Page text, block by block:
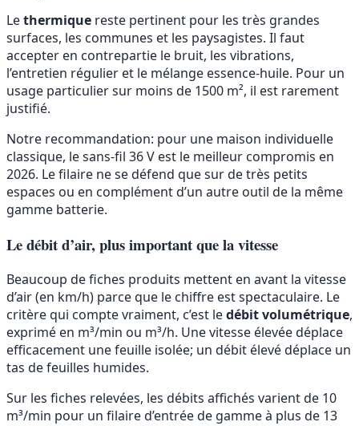
Lethermique reste pertinent pour les très grandes
surfaces, les communes et les paysagistes. Il faut
accepter en contrepartie le bruit, les vibrations,
l’entretien régulier et le mélange essence-huile. Pour un
usage particulier sur moins de 1500 m², il est rarement
justifié.
Notre recommandation: pour une maison individuelle
classique, le sans-fil 36 V est le meilleur compromis en
2026. Le filaire ne se défend que sur de très petits
espaces ou en complément d’un autre outil de la même
gamme batterie.
Le débit d’air, plus important que la vitesse
Beaucoup de fiches produits mettent en avant la vitesse
d’air (en km/h) parce que le chiffre est spectaculaire. Le
critère qui compte vraiment, c’est ledébit volumétrique,
exprimé en m³/min ou m³/h. Une vitesse élevée déplace
efficacement une feuille isolée; un débit élevé déplace un
tas de feuilles humides.
Sur les fiches relevées, les débits affichés varient de 10
m³/min pour un filaire d’entrée de gamme à plus de 13